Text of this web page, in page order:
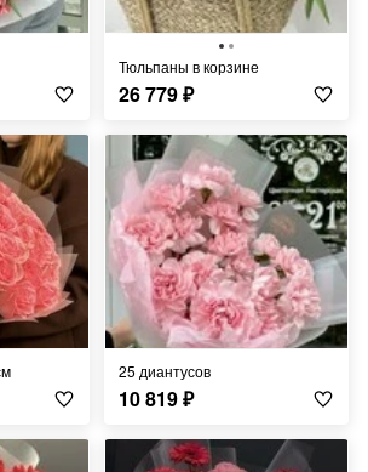
тюльпаны в корзине
26 779₽
25 диантусов
10 819₽